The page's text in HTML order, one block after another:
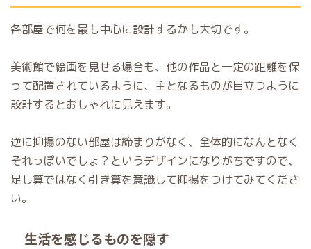
各部屋で何を最も中心に設計するかも大切です。
美術館で絵画を見せる場合も、他の作品と一定の距離を保
って配置されているように、主となるものが目立つように
設計するとおしゃれに見えます。
逆に抑揚のない部屋は締まりがなく、全体的になんとなく
それっぽいでしょ？というデザインになりがちですので、
足し算ではなく引き算を意識して抑揚をつけてみてくださ
い。
生活を感じるものを隠す